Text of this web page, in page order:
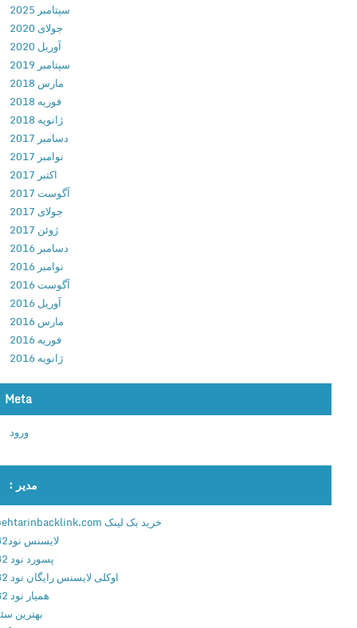
.
6
.
4
.
5
د
ا
ن
و
د
م
ج
م
و
ع
ه
2
9
ز
ا
ی
ی
ن
o
x
(
C
l
e
a
n
e
)
P
o
v
8
.
0
.
6
.
.
ل
و
ج
سپتامبر 2025
جولای 2020
آوریل 2020
سپتامبر 2019
مارس 2018
فوریه 2018
ژانویه 2018
دسامبر 2017
نوامبر 2017
آگوست 2017
جولای 2017
ژوئن 2017
دسامبر 2016
نوامبر 2016
آگوست 2016
آوریل 2016
مارس 2016
فوریه 2016
ژانویه 2016
Meta
مدیر :
خرید بک لینک behtarinbacklink.com
لایسنس نود32
پسورد نود 32
اوکلی لایسنس رایگان نود 32
همیار نود 32
بهترین سئو